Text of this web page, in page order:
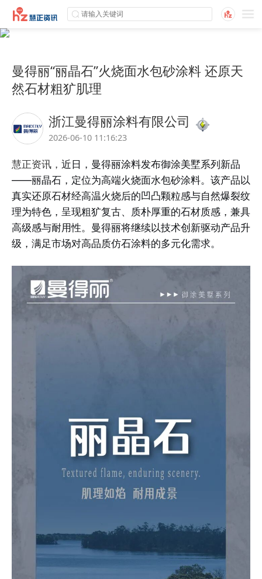
曼得丽“丽晶石”火烧面水包砂涂料 还原天
然石材粗犷肌理
浙江曼得丽涂料有限公司
2026-06-10 11:16:23
慧正资讯， 近日， 曼得丽涂料发布御涂美墅系列新品
——丽晶石，定位为高端火烧面水包砂涂料。该产品以
真实还原石材经高温火烧后的凹凸颗粒感与自然爆裂纹
理为特色，呈现粗犷复古、质朴厚重的石材质感，兼具
高级感与耐用性。 曼得丽将继续以技术创新驱动产品升
级，满足市场对高品质仿石涂料的多元化需求。